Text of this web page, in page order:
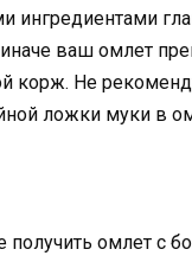
ингредиентами
ваш омлет
корж. Не
ложки муки в
получить омлет с